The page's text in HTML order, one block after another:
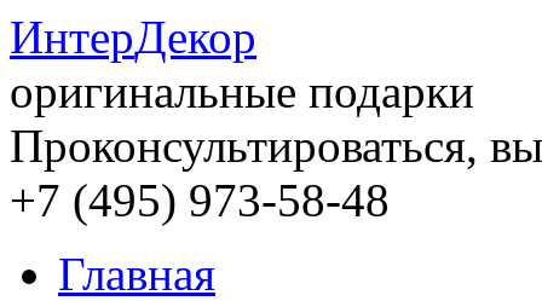
ИнтерДекор
оригинальные подарки
Проконсультироваться,
+7 (495) 973-58-48
Главная